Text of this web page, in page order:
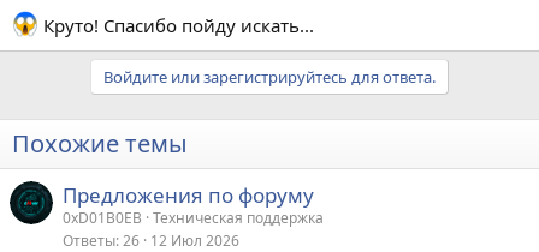
Круто! Спасибо пойду искать...
Войдите или зарегистрируйтесь для ответа.
Похожие темы
Предложения по форуму
0xD01B0EB Техническая поддержка
Ответы 26 12 Июл 2026